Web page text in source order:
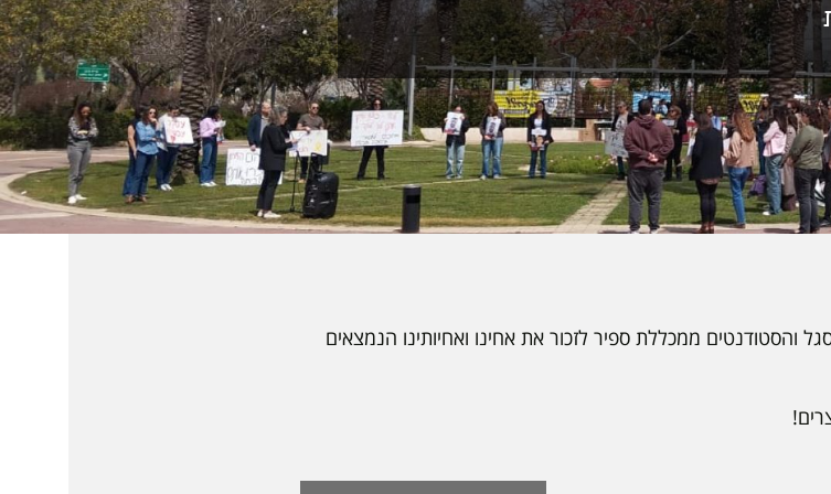
והסטודנטים ממכללת ספיר לזכור את אחינו ואחיותינו הנמצאים